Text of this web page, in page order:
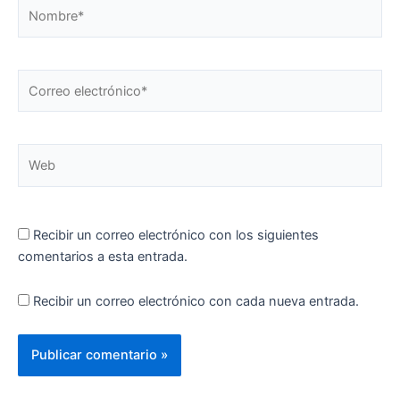
electrónico*
Recibir un correo electrónico con los siguientes
comentarios a esta entrada.
Recibir un correo electrónico con cada nueva entrada.